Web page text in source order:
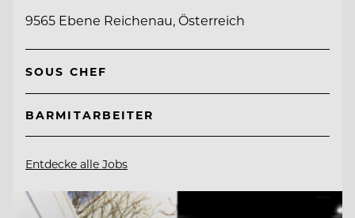
9565 Ebene Reichenau, Österreich
SOUS CHEF
BARMITARBEITER
Entdecke alle Jobs